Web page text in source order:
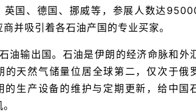
英国、德国、挪威等，参展人数达
并吸引着各石油产国的专业买家。
油输出国。石油是伊朗的经济命脉和外
天然气储量位居全球第二，仅次于俄
生产设备的维护与定期更新，给中国